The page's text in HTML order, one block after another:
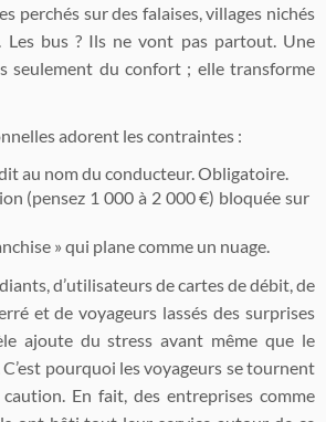
perchés sur des falaises, villages nichés
Les bus ? Ils ne vont pas partout. Une
seulement du confort ; elle transforme
adorent les contraintes :
au nom du conducteur. Obligatoire.
(pensez 1 000 à 2 000 €) bloquée sur
» qui plane comme un nuage.
d’utilisateurs de cartes de débit, de
et de voyageurs lassés des surprises
ajoute du stress avant même que le
pourquoi les voyageurs se tournent
En fait, des entreprises comme